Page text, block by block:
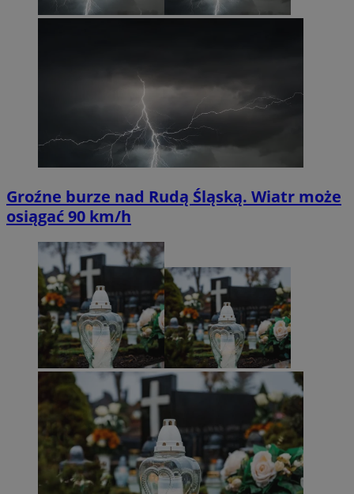
Groźne burze nad Rudą Śląską. Wiatr może
osiągać 90 km/h